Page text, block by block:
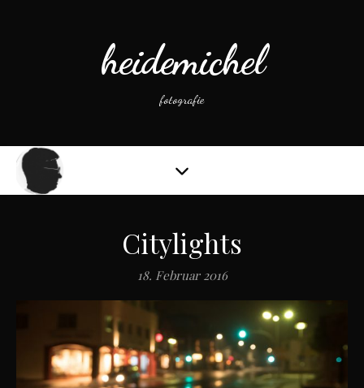
heidemichel
fotografie
Citylights
18. Februar 2016